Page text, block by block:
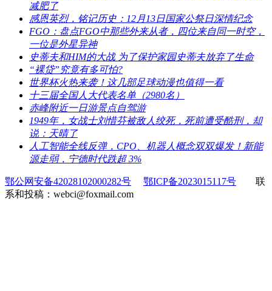
减肥了
​感恩英烈，铭记历史：12月13日国家公祭日深情纪念
​FGO：盘点FGO中那些外来从者，四位来自同一时空，
一位是外星异神
​史蒂夫和HIM的大战 为了保护家园史蒂夫放弃了生命
​“裸贷”究竟有多可怕?
​世界杯火热来袭！这几部足球动漫也值得一看
​十三届全国人大代表名单（2980名）
​赤峰附近一日游景点自驾游
​1949年，女战士刘惜芬被敌人绞死，死前遭受酷刑，却
说：天晴了
​人工智能全线反弹，CPO、机器人概念双双爆发！新能
源走弱，宁德时代跌超 3%
鄂公网安备42028102000282号 鄂ICP备2023015117号 联
系和投稿：webci@foxmail.com